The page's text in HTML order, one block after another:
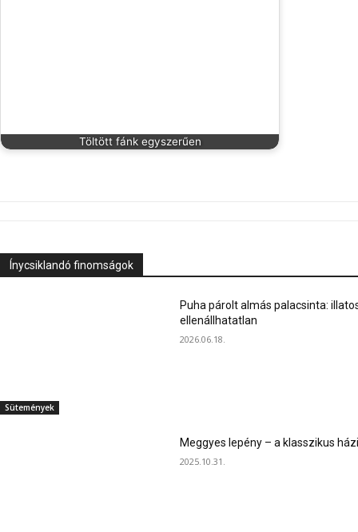
Töltött fánk egyszerűen
Ínycsiklandó finomságok
Sütemények
Puha párolt almás palacsinta:
ellenállhatatlan
2026.06.18.
Meggyes lepény – a klasszikus
2025.10.31.